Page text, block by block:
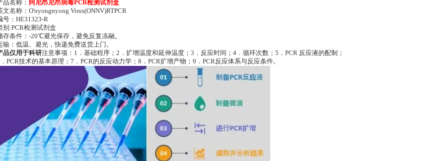
品名称： 阿尼昂尼昂病毒PCR检测试剂盒
文名称：O'nyongnyong Virus(ONNV)RTPCR
号：HE31323-R
别:PCR检测试剂盒
存条件：-20℃避光保存，避免反复冻融。
输：低温、避光，快递免费送货上门。
品仅用于科研注意事项：1．基础程序；2．扩增温度和延伸温度；3．反应时间；4．循环次数；5．PCR 反应液的配制；
PCR技术的基本原理；7．PCR的反应动力学；8．PCR扩增产物；9．PCR反应体系与反应条件。